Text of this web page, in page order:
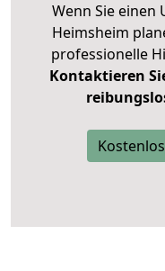
Wenn Sie einen
Heimsheim
professionelle
Kontaktieren